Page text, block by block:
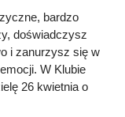
bardzo
doświadczysz
i zanurzysz się w
W Klubie
26 kwietnia o